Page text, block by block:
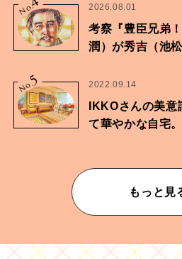
No. 2026.08.01
考察『豊臣兄弟
潤）が秀吉（池
No.
5 2022.09.14
IKKOさんの美
て華やかな自宅
もっと見